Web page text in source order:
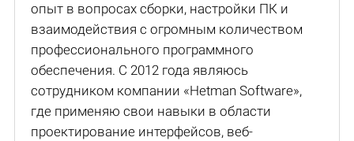
опыт в вопросах сборки, настройки ПК и
взаимодействия с огромным количеством
профессионального программного
обеспечения. С 2012 года являюсь
сотрудником компании «Hetman Software»,
где применяю свои навыки в области
проектирование интерфейсов, веб-